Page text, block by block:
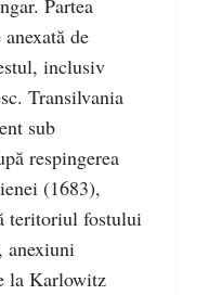
Partea
de
inclusiv
Transilvania
sub
respingerea
(1683),
teritoriul fostului
anexiuni
la Karlowitz